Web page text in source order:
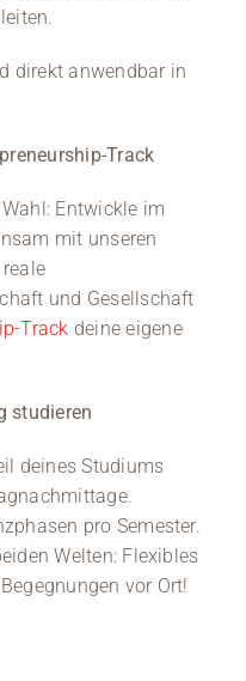
direkt anwendbar in
Track
Entwickle im
mit unseren
und Gesellschaft
Track deine eigene
studieren
deines Studiums
pro Semester.
Welten: Flexibles
vor Ort!